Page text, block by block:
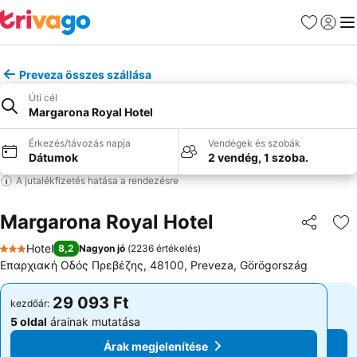
Kedvencek
Preveza összes szállása
Úti cél
Margarona Royal Hotel
Érkezés/távozás napja
Dátumok
Vendégek és szobák
2 vendég, 1 szoba.
A jutalékfizetés hatása a rendezésre
Margarona Royal Hotel
3 Kategória
Hotel 8,2 Nagyon jó (2236 értékelés)
Επαρχιακή Οδός Πρεβέζης, 48100, Preveza, Görögország
kezdőár: 29 093 Ft
5 oldal árainak mutatása
Árak megjelenítése
kezdőár: 29 093 Ft
5 oldal árainak mutatása
Árak megjelenítése